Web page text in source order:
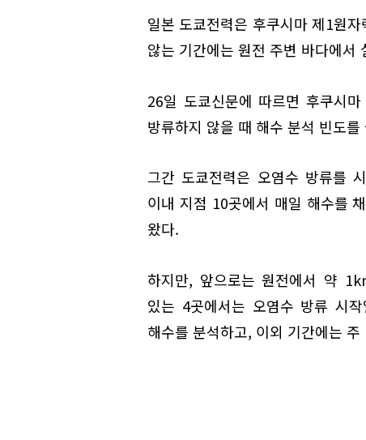
일본 도쿄전력은 후쿠시마 제1원
않는 기간에는 원전 주변 바다에서
26일 도쿄신문에 따르면 후쿠시
방류하지 않을 때 해수 분석 빈도
그간 도쿄전력은 오염수 방류를
이내 지점 10곳에서 매일 해수를
왔다.
하지만, 앞으로는 원전에서 약
있는 4곳에서는 오염수 방류 시
해수를 분석하고, 이외 기간에는